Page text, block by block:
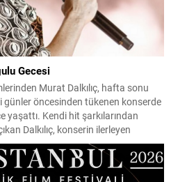
Gecesi
Murat Dalkılıç, hafta sonu
günler öncesinden tükenen konserde
Kendi hit şarkılarından
Dalkılıç, konserin ilerleyen
sevilen şarkılarına da yer verdi.
izleyicilerden büyük alkış alırken,